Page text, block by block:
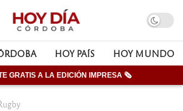
HOY PAÍS HOY MUNDO
GRATIS A LA EDICIÓN IMPRESA 🗞